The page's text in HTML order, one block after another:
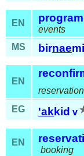
EN
events
MS
birnae
EN
reservation
EG
'akkid v
EN
booking